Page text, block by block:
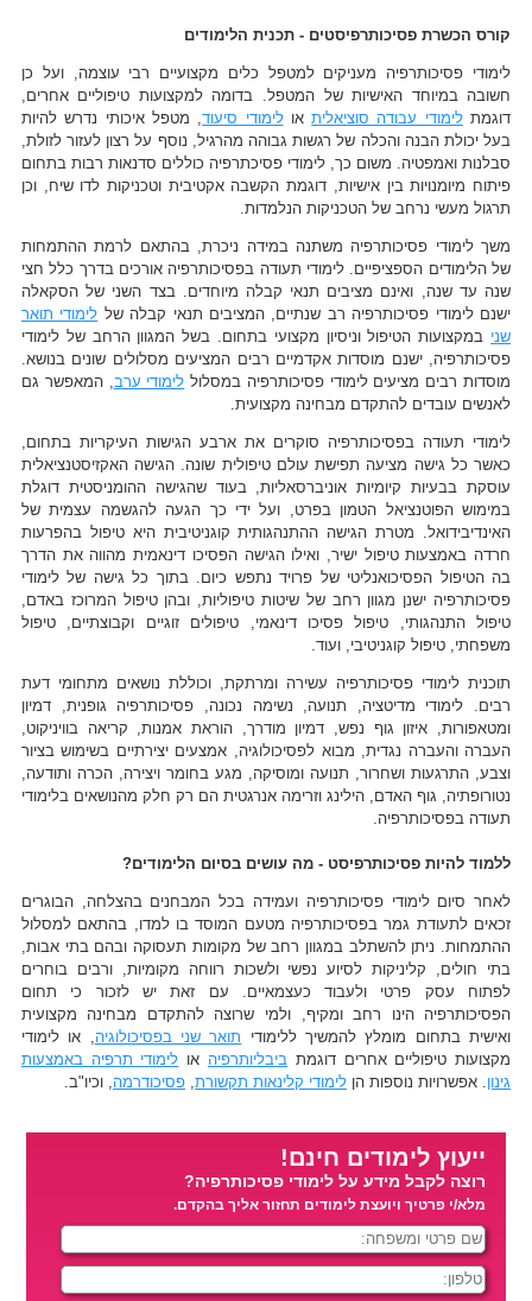
קורס הכשרת פסיכותרפיסטים - תכנית הלימודים
לימודי פסיכותרפיה מעניקים למטפל כלים מקצועיים רבי עוצמה, ועל כן
חשובה במיוחד האישיות של המטפל. בדומה למקצועות טיפוליים אחרים,
דוגמתלימודי עבודה סוציאליתאולימודי סיעוד, מטפל איכותי נדרש להיות
בעל יכולת הבנה והכלה של רגשות גבוהה מהרגיל, נוסף על רצון לעזור לזולת,
סבלנות ואמפטיה. משום כך, לימודי פסיכתרפיה כוללים סדנאות רבות בתחום
פיתוח מיומנויות בין אישיות, דוגמת הקשבה אקטיבית וטכניקות לדו שיח, וכן
תרגול מעשי נרחב של הטכניקות הנלמדות.
משך לימודי פסיכותרפיה משתנה במידה ניכרת, בהתאם לרמת ההתמחות
של הלימודים הספציפיים. לימודי תעודה בפסיכותרפיה אורכים בדרך כלל חצי
שנה עד שנה, ואינם מציבים תנאי קבלה מיוחדים. בצד השני של הסקאלה
ישנם לימודי פסיכותרפיה רב שנתיים, המציבים תנאי קבלה של לימודי תואר
שני במקצועות הטיפול וניסיון מקצועי בתחום. בשל המגוון הרחב של לימודי
פסיכותרפיה, ישנם מוסדות אקדמיים רבים המציעים מסלולים שונים בנושא.
מוסדות רבים מציעים לימודי פסיכותרפיה במסלול לימודי ערב , המאפשר גם
לאנשים עובדים להתקדם מבחינה מקצועית.
לימודי תעודה בפסיכותרפיה סוקרים את ארבע הגישות העיקריות בתחום,
כאשר כל גישה מציעה תפישת עולם טיפולית שונה. הגישה האקזיסטנציאלית
עוסקת בבעיות קיומיות אוניברסאליות, בעוד שהגישה ההומניסטית דוגלת
במימוש הפוטנציאל הטמון בפרט, ועל ידי כך הגעה להגשמה עצמית של
האינדיבידואל. מטרת הגישה ההתנהגותית קוגניטיבית היא טיפול בהפרעות
חרדה באמצעות טיפול ישיר, ואילו הגישה הפסיכו דינאמית מהווה את הדרך
בה הטיפול הפסיכואנליטי של פרויד נתפש כיום. בתוך כל גישה של לימודי
פסיכותרפיה ישנן מגוון רחב של שיטות טיפוליות, ובהן טיפול המרוכז באדם,
טיפול התנהגותי, טיפול פסיכו דינאמי, טיפולים זוגיים וקבוצתיים, טיפול
משפחתי, טיפול קוגניטיבי, ועוד.
תוכנית לימודי פסיכותרפיה עשירה ומרתקת, וכוללת נושאים מתחומי דעת
רבים. לימודי מדיטציה, תנועה, נשימה נכונה, פסיכותרפיה גופנית, דמיון
ומטאפורות, איזון גוף נפש, דמיון מודרך, הוראת אמנות, קריאה בוויניקוט,
העברה והעברה נגדית, מבוא לפסיכולוגיה, אמצעים יצירתיים בשימוש בציור
וצבע, התרגעות ושחרור, תנועה ומוסיקה, מגע בחומר ויצירה, הכרה ותודעה,
נטורופתיה, גוף האדם, הילינג וזרימה אנרגטית הם רק חלק מהנושאים בלימודי
תעודה בפסיכותרפיה.
ללמוד להיות פסיכותרפיסט - מה עושים בסיום הלימודים?
לאחר סיום לימודי פסיכותרפיה ועמידה בכל המבחנים בהצלחה, הבוגרים
זכאים לתעודת גמר בפסיכותרפיה מטעם המוסד בו למדו, בהתאם למסלול
ההתמחות. ניתן להשתלב במגוון רחב של מקומות תעסוקה ובהם בתי אבות,
בתי חולים, קליניקות לסיוע נפשי ולשכות רווחה מקומיות, ורבים בוחרים
לפתוח עסק פרטי ולעבוד כעצמאיים. עם זאת יש לזכור כי תחום
הפסיכותרפיה הינו רחב ומקיף, ולמי שרוצה להתקדם מבחינה מקצועית
ואישית בתחום מומלץ להמשיך ללימודי תואר שני בפסיכולוגיה , או לימודי
מקצועות טיפוליים אחרים דוגמת ביבליותרפיה או לימודי תרפיה באמצעות
גינון . אפשרויות נוספות הן לימודי קלינאות תקשורת, פסיכודרמה , וכיו"ב.
ייעוץ לימודים חינם!
רוצה לקבל מידע על לימודי פסיכותרפיה?
מלא/י פרטיך ויועצת לימודים תחזור אליך בהקדם.